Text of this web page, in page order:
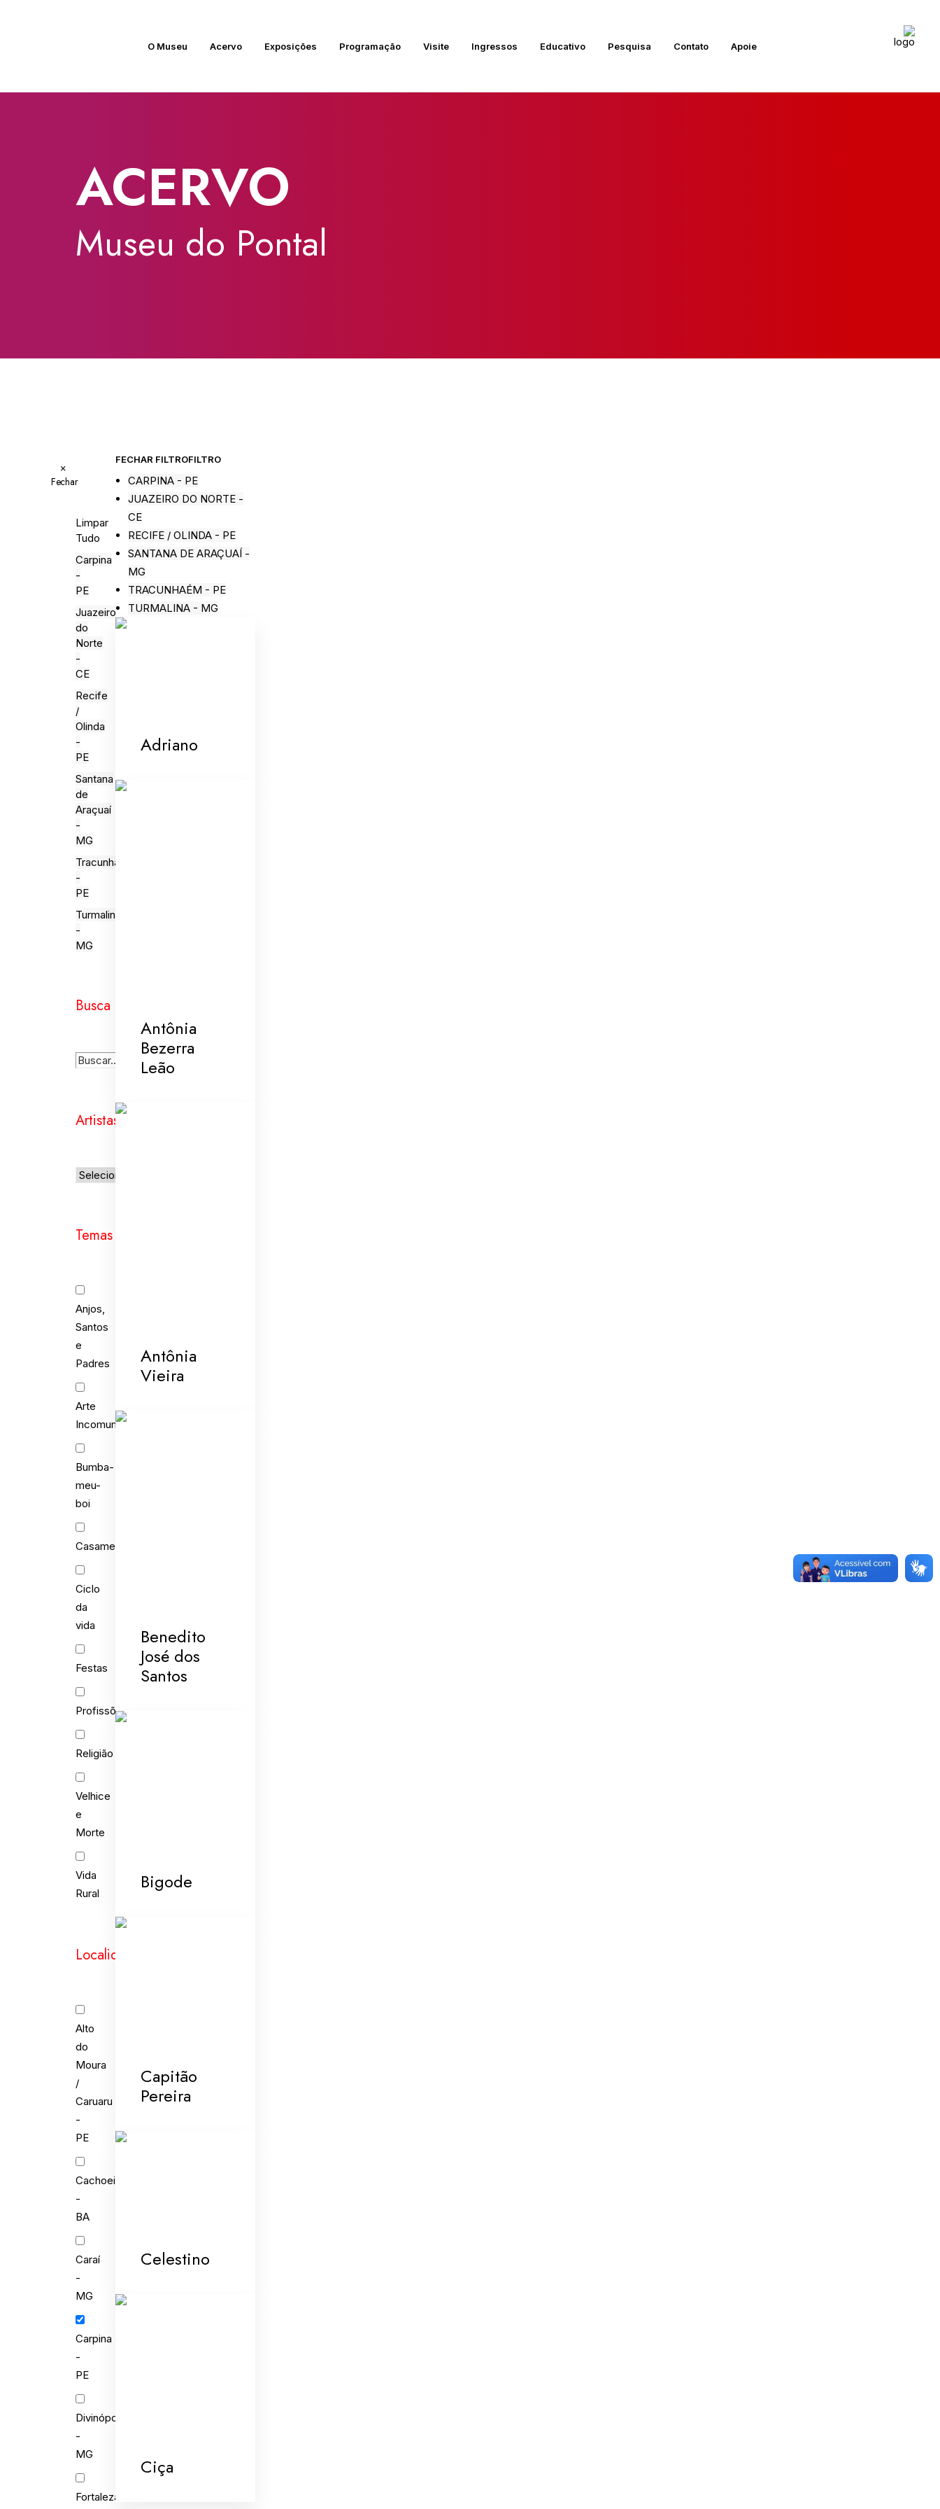
O Museu Acervo Exposições Programação Visite Ingressos Educativo Pesquisa Contato Apoie
ACERVO
Museu do Pontal
×
Fechar
Limpar
Tudo
Carpina
-
PE
Juazeiro
do
Norte
-
CE
Recife
/
Olinda
-
PE
Santana
de
Araçuaí
-
MG
Tracunhaém
-
PE
Turmalina
-
MG
Busca
Artistas
Temas
Anjos,
Santos
e
Padres
Arte
Incomum
Bumba-
meu-
boi
Casamento
Ciclo
da
vida
Festas
Profissões
Religião
Velhice
e
Morte
Vida
Rural
Localidades
Alto
do
Moura
/
Caruaru
-
PE
Cachoeira
-
BA
Caraí
-
MG
Carpina
-
PE
Divinópolis
-
MG
Fortaleza
FECHAR FILTROFILTRO
CARPINA - PE
JUAZEIRO DO NORTE -
CE
RECIFE / OLINDA - PE
SANTANA DE ARAÇUAÍ -
MG
TRACUNHAÉM - PE
TURMALINA - MG
Adriano
Antônia
Bezerra
Leão
Antônia
Vieira
Benedito
José dos
Santos
Bigode
Capitão
Pereira
Celestino
Ciça